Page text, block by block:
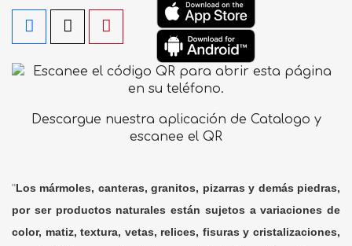
Descargue nuestra aplicación de Catalogo y
escanee el QR
"Los mármoles, canteras, granitos, pizarras y demás piedras,
por ser productos naturales están sujetos a variaciones de
color, matiz, textura, vetas, relices, fisuras y cristalizaciones,